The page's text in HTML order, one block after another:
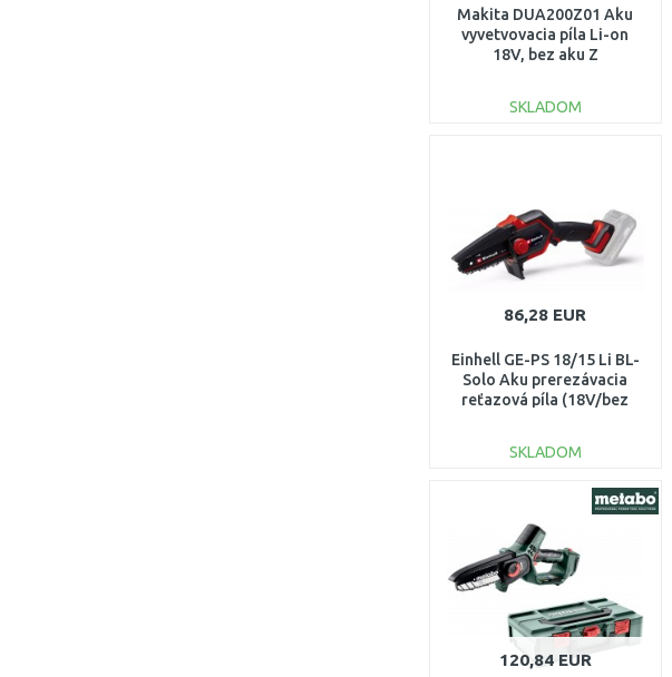
Makita DUA200Z01 Aku
vyvetvovacia píla Li-on
18V, bez aku Z
SKLADOM
86,28 EUR
Einhell GE-PS 18/15 Li BL-
Solo Aku prerezávacia
reťazová píla (18V/bez
SKLADOM
DO KOŠÍKA
Porovnať
120,84 EUR